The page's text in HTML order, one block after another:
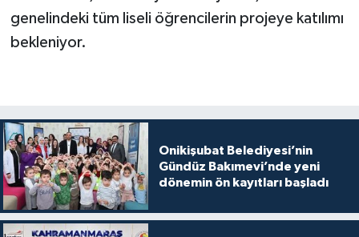
genelindeki tüm liseli öğrencilerin projeye katılımı
bekleniyor.
Onikişubat Belediyesi’nin
Gündüz Bakımevi’nde yeni
dönemin ön kayıtları başladı